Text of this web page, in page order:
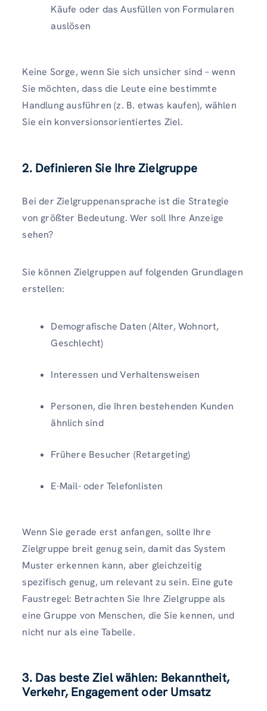
Käufe oder das Ausfüllen von Formularen
auslösen
Keine Sorge, wenn Sie sich unsicher sind – wenn
Sie möchten, dass die Leute eine bestimmte
Handlung ausführen (z. B. etwas kaufen), wählen
Sie ein konversionsorientiertes Ziel.
2. Definieren Sie Ihre Zielgruppe
Bei der Zielgruppenansprache ist die Strategie
von größter Bedeutung. Wer soll Ihre Anzeige
sehen?
Sie können Zielgruppen auf folgenden Grundlagen
erstellen:
Demografische Daten (Alter, Wohnort,
Geschlecht)
Interessen und Verhaltensweisen
Personen, die Ihren bestehenden Kunden
ähnlich sind
Frühere Besucher (Retargeting)
E-Mail- oder Telefonlisten
Wenn Sie gerade erst anfangen, sollte Ihre
Zielgruppe breit genug sein, damit das System
Muster erkennen kann, aber gleichzeitig
spezifisch genug, um relevant zu sein. Eine gute
Faustregel: Betrachten Sie Ihre Zielgruppe als
eine Gruppe von Menschen, die Sie kennen, und
nicht nur als eine Tabelle.
3. Das beste Ziel wählen: Bekanntheit,
Verkehr, Engagement oder Umsatz